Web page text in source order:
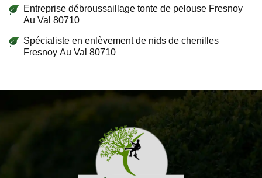
Entreprise débroussaillage tonte de pelouse Fresnoy
Au Val 80710
Spécialiste en enlèvement de nids de chenilles
Fresnoy Au Val 80710